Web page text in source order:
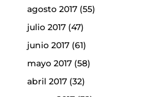
agosto 2017(55)
julio 2017(47)
junio 2017(61)
mayo 2017(58)
abril 2017(32)